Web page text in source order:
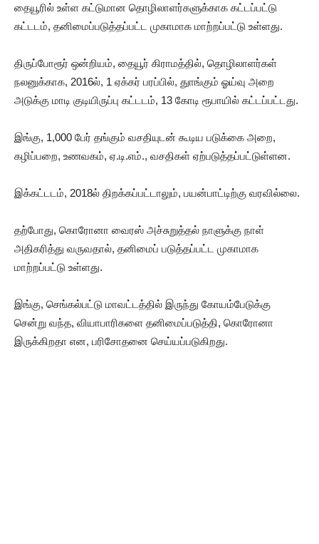
தையூரில் உள்ள கட்டுமான தொழிலாளர்களுக்காக கட்டப்பட்டு
கட்டடம், தனிமைப்படுத்தப்பட்ட முகாமாக மாற்றப்பட்டு உள்ளது.
திருப்போரூர் ஒன்றியம், தையூர் கிராமத்தில், தொழிலாளர்கள்
நலனுக்காக, 2016ல், 1 ஏக்கர் பரப்பில், துாங்கும் ஓய்வு அறை
அடுக்கு மாடி குடியிருப்பு கட்டடம், 13 கோடி ரூபாயில் கட்டப்பட்டது.
இங்கு, 1,000 பேர் தங்கும் வசதியுடன் கூடிய படுக்கை அறை,
கழிப்பறை, உணவகம், ஏ.டி.எம்., வசதிகள் ஏற்படுத்தப்பட்டுள்ளன.
இக்கட்டடம், 2018ல் திறக்கப்பட்டாலும், பயன்பாட்டிற்கு வரவில்லை.
தற்போது, கொரோனா வைரஸ் அச்சுறுத்தல் நாளுக்கு நாள்
அதிகரித்து வருவதால், தனிமைப் படுத்தப்பட்ட முகாமாக
மாற்றப்பட்டு உள்ளது.
இங்கு, செங்கல்பட்டு மாவட்டத்தில் இருந்து கோயம்பேடுக்கு
சென்று வந்த, வியாபாரிகளை தனிமைப்படுத்தி, கொரோனா
இருக்கிறதா என, பரிசோதனை செய்யப்படுகிறது.